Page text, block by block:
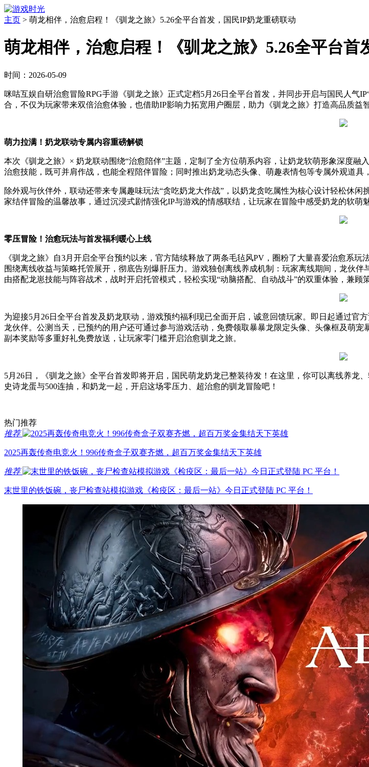
主页 > 萌龙相伴，治愈启程！《驯龙之旅》5.26全平台首发，国民IP奶龙重磅联动
萌龙相伴，治愈启程！《驯龙之旅》5.26全平台首
时间：2026-05-09
咪咕互娱自研治愈冒险RPG手游《驯龙之旅》正式定档5月26日全平台首发，并同步开启与国民人气
合，不仅为玩家带来双倍治愈体验，也借助IP影响力拓宽用户圈层，助力《驯龙之旅》打造高品质益
萌力拉满！奶龙联动专属内容重磅解锁
本次《驯龙之旅》× 奶龙联动围绕“治愈陪伴”主题，定制了全方位萌系内容，让奶龙软萌形象深度
治愈技能，既可并肩作战，也能全程陪伴冒险；同时推出奶龙动态头像、萌趣表情包等专属外观道
除外观与伙伴外，联动还带来专属趣味玩法“贪吃奶龙大作战”，以奶龙贪吃属性为核心设计轻松休
家结伴冒险的温馨故事，通过沉浸式剧情强化IP与游戏的情感联结，让玩家在冒险中感受奶龙的软萌
零压冒险！治愈玩法与首发福利暖心上线
《驯龙之旅》自3月开启全平台预约以来，官方陆续释放了两条毛毡风PV，圈粉了大量喜爱治愈系
围绕离线收益与策略托管展开，彻底告别爆肝压力。游戏独创离线养成机制：玩家离线期间，龙伙
由搭配龙崽技能与阵容战术，战时开启托管模式，轻松实现“动脑搭配、自动战斗”的双重体验，兼顾
为迎接5月26日全平台首发及奶龙联动，游戏预约福利现已全面开启，诚意回馈玩家。即日起通过官
龙伙伴。公测当天，已预约的用户还可通过参与游戏活动，免费领取暴暴龙限定头像、头像框及萌
副本奖励等多重好礼免费放送，让玩家零门槛开启治愈驯龙之旅。
5月26日，《驯龙之旅》全平台首发即将开启，国民萌龙奶龙已整装待发！在这里，你可以离线养
史诗龙蛋与500连抽，和奶龙一起，开启这场零压力、超治愈的驯龙冒险吧！
热门推荐
推荐
2025再轰传奇电竞火！996传奇盒子双赛齐燃，超百万奖金集结天下英雄
推荐
末世里的铁饭碗，丧尸检查站模拟游戏《检疫区：最后一站》今日正式登陆 PC 平台！